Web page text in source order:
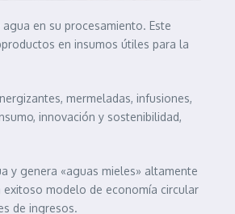
en su procesamiento. Este
en insumos útiles para la
mermeladas, infusiones,
innovación y sostenibilidad,
y genera «aguas mieles» altamente
exitoso modelo de economía circular
de ingresos.